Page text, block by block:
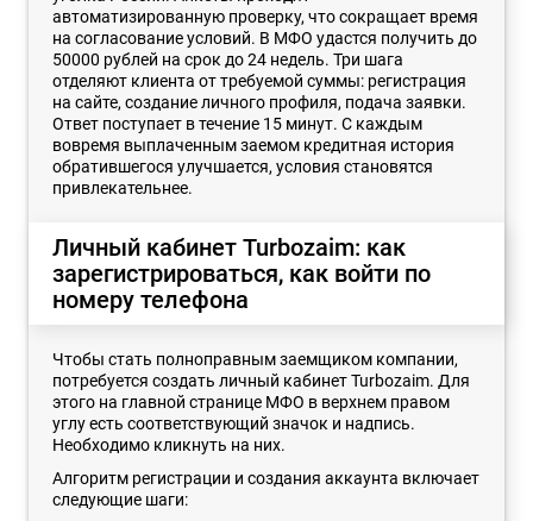
автоматизированную проверку, что сокращает время
на согласование условий. В МФО удастся получить до
50000 рублей на срок до 24 недель. Три шага
отделяют клиента от требуемой суммы: регистрация
на сайте, создание личного профиля, подача заявки.
Ответ поступает в течение 15 минут. С каждым
вовремя выплаченным заемом кредитная история
обратившегося улучшается, условия становятся
привлекательнее.
Личный кабинет Turbozaim: как
зарегистрироваться, как войти по
номеру телефона
Чтобы стать полноправным заемщиком компании,
потребуется создать личный кабинет Turbozaim. Для
этого на главной странице МФО в верхнем правом
углу есть соответствующий значок и надпись.
Необходимо кликнуть на них.
Алгоритм регистрации и создания аккаунта включает
следующие шаги: